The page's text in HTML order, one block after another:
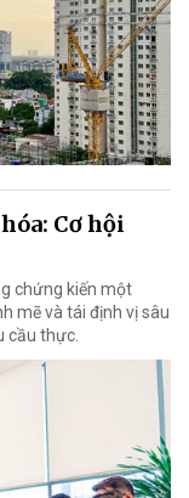
Cơ hội
chứng kiến một
mẽ và tái định vị sâu
cầu thực.